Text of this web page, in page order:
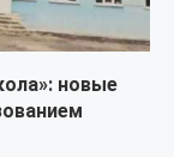
новые